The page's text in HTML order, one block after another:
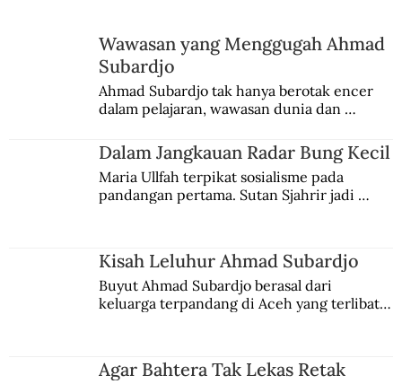
Wawasan yang Menggugah Ahmad
Subardjo
Ahmad Subardjo tak hanya berotak encer
dalam pelajaran, wawasan dunia dan
Jules Verne, Multatuli, hingga Sun Yat-sen.
Dalam Jangkauan Radar Bung Kecil
Maria Ullfah terpikat sosialisme pada
pandangan pertama. Sutan Sjahrir jadi
Kisah Leluhur Ahmad Subardjo
Buyut Ahmad Subardjo berasal dari
keluarga terpandang di Aceh yang terlibat
Agar Bahtera Tak Lekas Retak